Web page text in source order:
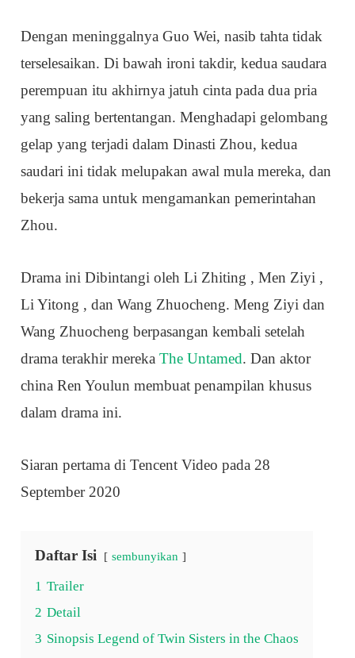
Dengan meninggalnya Guo Wei, nasib tahta tidak
terselesaikan. Di bawah ironi takdir, kedua saudara
perempuan itu akhirnya jatuh cinta pada dua pria
yang saling bertentangan. Menghadapi gelombang
gelap yang terjadi dalam Dinasti Zhou, kedua
saudari ini tidak melupakan awal mula mereka, dan
bekerja sama untuk mengamankan pemerintahan
Zhou.
Drama ini Dibintangi oleh Li Zhiting , Men Ziyi ,
Li Yitong , dan Wang Zhuocheng. Meng Ziyi dan
Wang Zhuocheng berpasangan kembali setelah
drama terakhir merekaThe Untamed. Dan aktor
china Ren Youlun membuat penampilan khusus
dalam drama ini.
Siaran pertama di Tencent Video pada 28
September 2020
Daftar Isi sembunyikan
1 Trailer
2 Detail
3 Sinopsis Legend of Twin Sisters in the Chaos